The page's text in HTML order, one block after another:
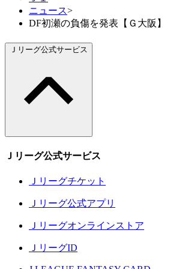
ニュース>
DF初瀬の負傷を発表【Ｇ大阪】
Ｊリーグ公式サービス
Ｊリーグ公式サービス
Ｊリーグチケット
Ｊリーグ公式アプリ
Ｊリーグオンラインストア
ＪリーグID